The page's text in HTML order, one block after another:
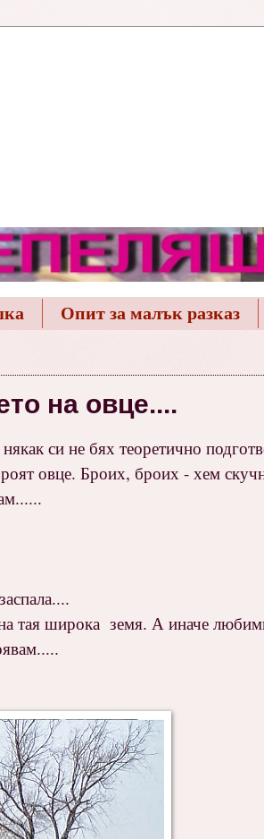
Опит за малък разказ
на овце....
си не бях теоретично
овце. Броих, броих - хем
тая широка земя. А иначе